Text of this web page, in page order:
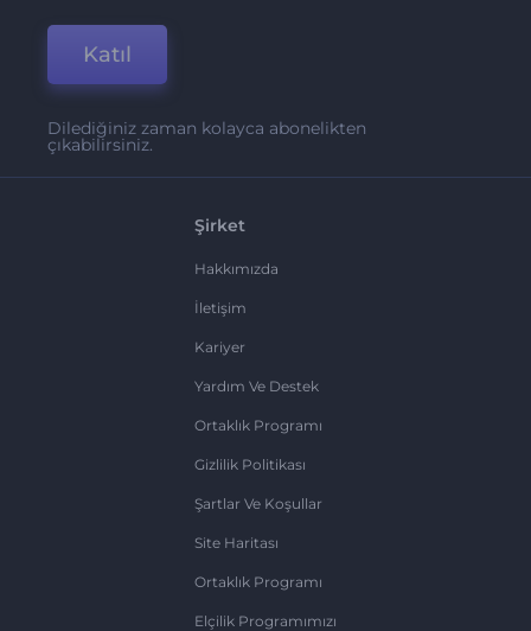
Katıl
Dilediğiniz zaman kolayca abonelikten
çıkabilirsiniz.
Şirket
Hakkımızda
İletişim
Kariyer
Yardım Ve Destek
Ortaklık Programı
Gizlilik Politikası
Şartlar Ve Koşullar
Site Haritası
Ortaklık Programı
Elçilik Programımızı